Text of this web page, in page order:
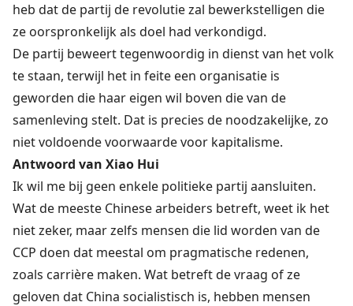
heb dat de partij de revolutie zal bewerkstelligen die
ze oorspronkelijk als doel had verkondigd.
De partij beweert tegenwoordig in dienst van het volk
te staan, terwijl het in feite een organisatie is
geworden die haar eigen wil boven die van de
samenleving stelt. Dat is precies de noodzakelijke, zo
niet voldoende voorwaarde voor kapitalisme.
Antwoord van Xiao Hui
Ik wil me bij geen enkele politieke partij aansluiten.
Wat de meeste Chinese arbeiders betreft, weet ik het
niet zeker, maar zelfs mensen die lid worden van de
CCP doen dat meestal om pragmatische redenen,
zoals carrière maken. Wat betreft de vraag of ze
geloven dat China socialistisch is, hebben mensen